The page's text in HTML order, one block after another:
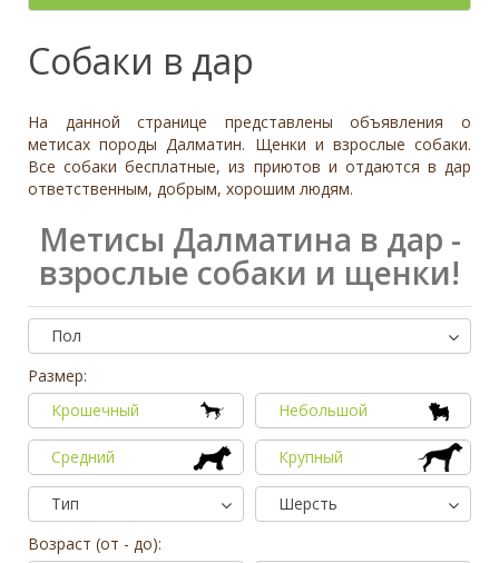
Средний Крупный
Тип
Семейная
Охотничья
Палевый
Серый
Дополнительные цвета
Черный
Белый
Коричневый
Палевый
Вес (кг)
0 3 6 10 13 32 51 58 64 77
Нет
Отношение к детям
Равнодушное
Отношение к кошкам
Доброжелательное
Равнодушное
Отношение к собакам
Доброжелательное
Равнодушное
Может проявить агрессию
- неважно -
Приучен к поводку
- неважно -
Дрессировка
Нет
- неважно -
Необычный окрас
Отдаётся в
- не уточнено -
Собаки в дар
На данной странице представлены объявления о
метисах породы Далматин. Щенки и взрослые собаки.
Все собаки бесплатные, из приютов и отдаются в дар
ответственным, добрым, хорошим людям.
Метисы Далматина в дар -
взрослые собаки и щенки!
Пол
Размер:
Крошечный
Небольшой
Средний Крупный
Тип
Шерсть
Возраст (от - до):